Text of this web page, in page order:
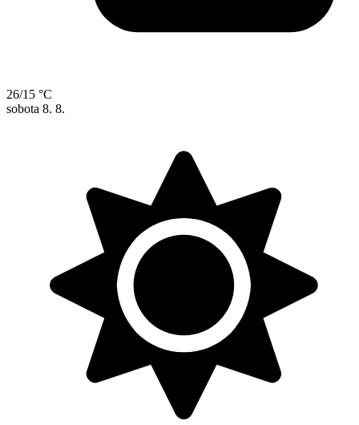
26/15 °C
sobota 8. 8.